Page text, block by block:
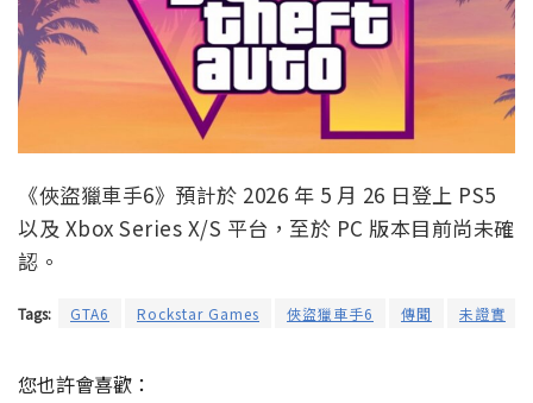
《俠盜獵車手6》預計於 2026 年 5 月 26 日登上 PS5
以及 Xbox Series X/S 平台，至於 PC 版本目前尚未確
認。
Tags: GTA6 Rockstar Games 俠盜獵車手6 傳聞 未證實
您也許會喜歡：